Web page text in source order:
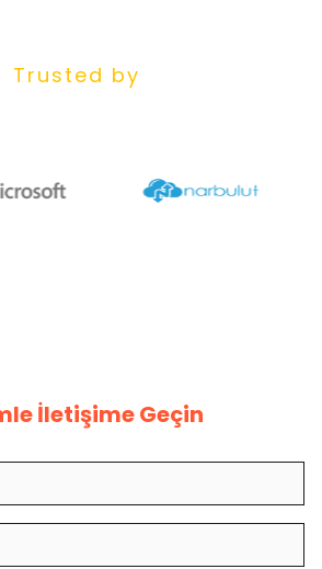
Trusted by
İletişime Geçin